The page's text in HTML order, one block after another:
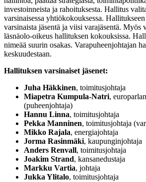
investoinneista ja rahoituksesta. Hallitus
varsinaisessa yhtiökokouksessa.
varsinaista jäsentä ja viisi varajäsentä. Myös
läsnäolo-oikeus hallituksen kokouksissa.
nimeää suurin osakas. Varapuheenjohtajan
keskuudestaan.
Hallituksen varsinaiset jäsenet:
Juha Häkkinen, toimitusjohtaja
Miapetra Kumpula-Natri,
(puheenjohtaja)
Hannu Linna, toimitusjohtaja
Pekka Manninen, toimitusjohtaja
Mikko Rajala, energiajohtaja
Jorma Rasinmäki, kaupunginjohtaja
Anders Renvall, toimitusjohtaja
Joakim Strand, kansanedustaja
Markku Vartia, johtaja
Jukka Ylitalo, toimitusjohtaja